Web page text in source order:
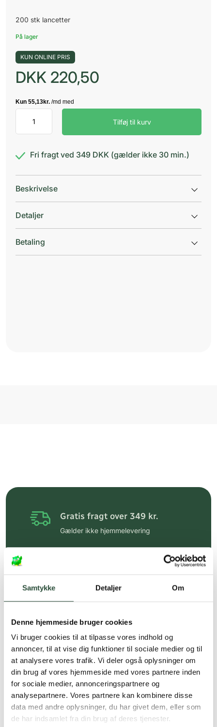
Samtykke Detaljer Om
Denne hjemmeside bruger cookies
Vi bruger cookies til at tilpasse vores indhold og
annoncer, til at vise dig funktioner til sociale medier og til
at analysere vores trafik. Vi deler også oplysninger om
din brug af vores hjemmeside med vores partnere inden
for sociale medier, annonceringspartnere og
analysepartnere. Vores partnere kan kombinere disse
data med andre oplysninger, du har givet dem, eller som
de har indsamlet fra din brug af deres tjenester.
200 stk lancetter
På lager
KUN ONLINE PRIS
DKK 220,50
Softclix
antal
Tilføj til kurv
Fri fragt ved 349 DKK (gælder ikke 30 min.)
Beskrivelse
Detaljer
Betaling
Gratis fragt over 349 kr.
Gælder ikke hjemmelevering
Hurtig levering (30 min. i Kbh)
Faste lave priser*
*Gælder ikke ernæringsprodukter.
Stort udvalg af kendte
produkter
Vi tilbyder et stort udvalg af kendte
cremer, vitaminer og andre spændende
produkter – altid til fast lav pris.